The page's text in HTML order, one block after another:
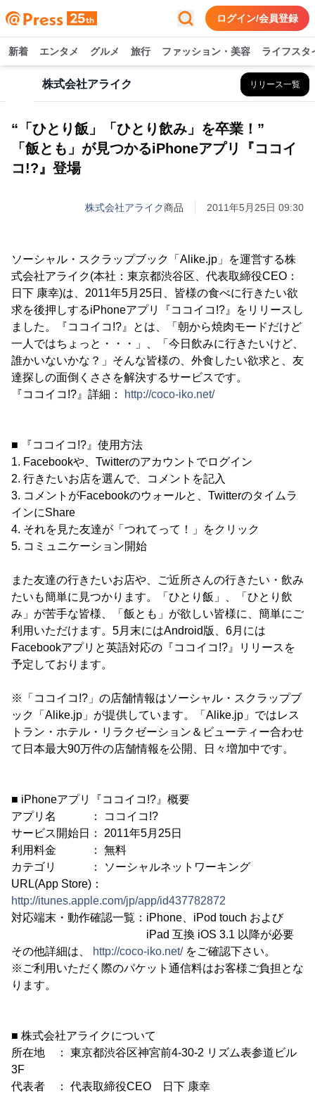
ログイン/会員登録
新着 エンタメ グルメ 旅行 ファッション・美容 ライフスタ
株式会社アライク リリース一覧
“「ひとり飯」「ひとり飲み」を卒業！”
「飯とも」が見つかるiPhoneアプリ『ココイ
コ!?』登場
株式会社アライク商品 2011年5月25日 09:30
ソーシャル・スクラップブック「Alike.jp」を運営する株
式会社アライク(本社：東京都渋谷区、代表取締役CEO：
日下 康幸)は、2011年5月25日、皆様の食べに行きたい欲
求を後押しするiPhoneアプリ『ココイコ!?』をリリースし
ました。『ココイコ!?』とは、「朝から焼肉モードだけど
一人ではちょっと・・・」、「今日飲みに行きたいけど、
誰かいないかな？」そんな皆様の、外食したい欲求と、友
達探しの面倒くささを解決するサービスです。
『ココイコ!?』詳細：
http://coco-iko.net/
■ 『ココイコ!?』使用方法
1. Facebookや、Twitterのアカウントでログイン
2. 行きたいお店を選んで、コメントを記入
3. コメントがFacebookのウォールと、Twitterのタイムラ
インにShare
4. それを見た友達が「つれてって！」をクリック
5. コミュニケーション開始
また友達の行きたいお店や、ご近所さんの行きたい・飲み
たいも簡単に見つかります。「ひとり飯」、「ひとり飲
み」が苦手な皆様、「飯とも」が欲しい皆様に、簡単にご
利用いただけます。5月末にはAndroid版、6月には
Facebookアプリと英語対応の『ココイコ!?』リリースを
予定しております。
※「ココイコ!?」の店舗情報はソーシャル・スクラップブ
ック「Alike.jp」が提供しています。「Alike.jp」ではレス
トラン・ホテル・リラクゼーション＆ビューティー合わせ
て日本最大90万件の店舗情報を公開、日々増加中です。
■ iPhoneアプリ『ココイコ!?』概要
アプリ名 ： ココイコ!?
サービス開始日： 2011年5月25日
利用料金 ： 無料
カテゴリ ： ソーシャルネットワーキング
URL(App Store)：
http://itunes.apple.com/jp/app/id437782872
対応端末・動作確認一覧：iPhone、iPod touch および
iPad 互換 iOS 3.1 以降が必要
その他詳細は、
http://coco-iko.net/をご確認下さい。
※ご利用いただく際のパケット通信料はお客様ご負担とな
ります。
■ 株式会社アライクについて
所在地 ： 東京都渋谷区神宮前4-30-2 リズム表参道ビル
3F
代表者 ： 代表取締役CEO 日下 康幸